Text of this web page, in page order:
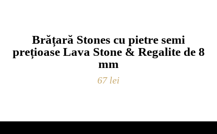
Brățară Stones cu pietre semi
prețioase Lava Stone & Regalite de 8
mm
67 lei